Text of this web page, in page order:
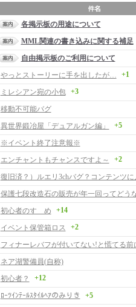
各掲示板の用途について
MML関連の書き込みに関する補足
自由掲示板のご利用について
やっとストーリーに手を出したが…
+1
ミレシアン宛の小包 +3
移動不可能バグ
異世界鍛冶屋「デュアルガン編」
+5
※イベント終了注意報※
エンチャントもチャンスですよ～
+2
復旧済？）ルエリ3chバグ？コンテンツに
保護七段改造石の販売が年一回ってどう
初心者のすゝめ
+14
イベント保管箱ロス +2
フィナーレバフが付いてない!と慌てる前
ネア湖警備員(自称)
初心者？
+12
ﾛｰﾂｲﾝﾃｰﾙｽﾀｲﾙﾍｱのみりき
+5